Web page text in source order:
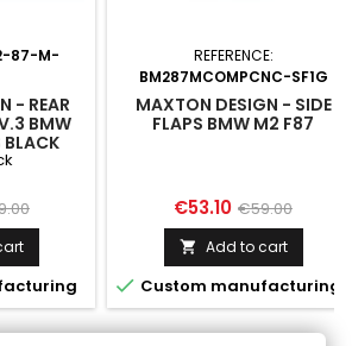
87-M-
- REAR
BMW
REFERENCE:
BM287MCOMPCNC-SF1G
MAXTON DESIGN - SIDE
FLAPS BMW M2 F87
Price
€53.10 Regular
price
€59.00
 Add to cart
 Custom manufacturing